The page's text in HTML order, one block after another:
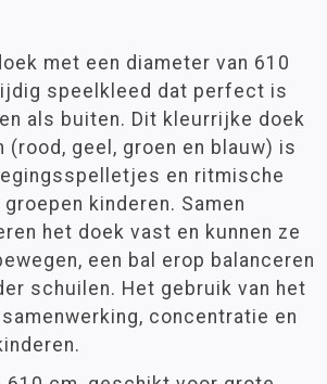
met een diameter van 610
speelkleed dat perfect is
als buiten. Dit kleurrijke doek
(rood, geel, groen en blauw) is
en ritmische
kinderen. Samen
het doek vast en kunnen ze
een bal erop balanceren
schuilen. Het gebruik van het
concentratie en